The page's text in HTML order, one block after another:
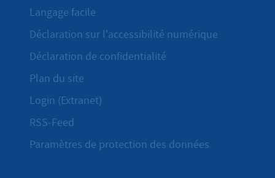
Langage facile
Déclaration sur l'accessibilité numérique
Déclaration de confidentialité
Plan du site
Login (Extranet)
RSS-Feed
Paramètres de protection des données